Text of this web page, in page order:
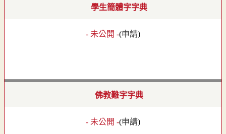
學生簡體字字典
- 未公開 -(申請)
佛教難字字典
- 未公開 -(申請)